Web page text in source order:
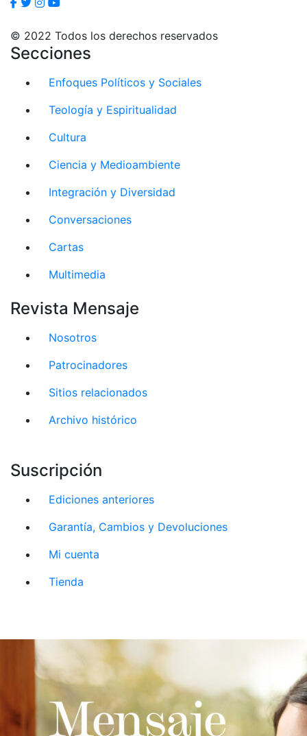
© 2022 Todos los derechos reservados
Secciones
Enfoques Políticos y Sociales
Teología y Espiritualidad
Cultura
Ciencia y Medioambiente
Integración y Diversidad
Conversaciones
Cartas
Multimedia
Revista Mensaje
Nosotros
Patrocinadores
Sitios relacionados
Archivo histórico
Suscripción
Ediciones anteriores
Garantía, Cambios y Devoluciones
Mi cuenta
Tienda